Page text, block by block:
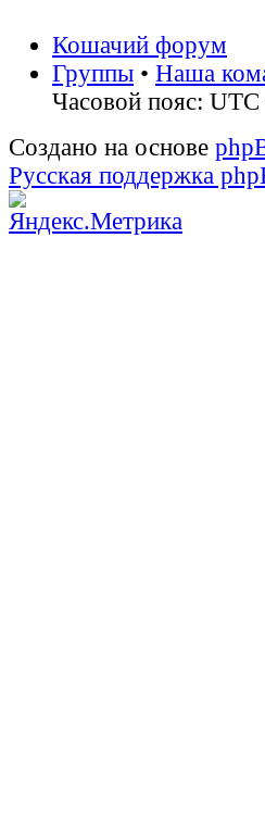
Кошачий форум
Группы • Наша
Часовой пояс: UTC
Создано на основе
Русская поддержка